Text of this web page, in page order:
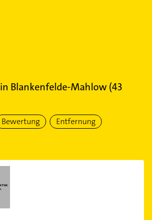
in Blankenfelde-Mahlow(43
Bewertung Entfernung